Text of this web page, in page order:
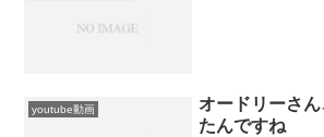
youtube動画
オードリーさ
たんですね